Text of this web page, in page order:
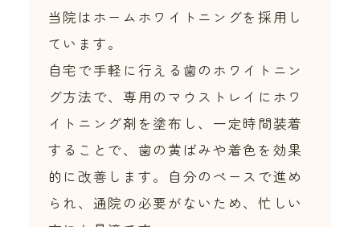
当院はホームホワイトニングを採用し
ています。
自宅で手軽に行える歯のホワイトニン
グ方法で、専用のマウストレイにホワ
イトニング剤を塗布し、一定時間装着
することで、歯の黄ばみや着色を効果
的に改善します。自分のペースで進め
られ、通院の必要がないため、忙しい